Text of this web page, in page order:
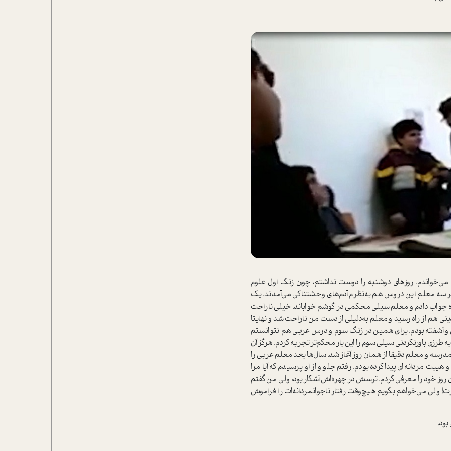
روزهای دوشنبه را دوست نداشتم، چون زنگ اول علوم
سه معلم این دروس هم به‌نظرم آدم‌های وحشتناکی می‌آمدند. یک
جواب دادم و معلم سیلی محکمی در گوشم خواباند. خیلی ناراحت
هم از راه رسید و معلم به‌دلیلی از دست من ناراحت شد و نهایتا
بودم. برای همین در زنگ سوم و درس عربی هم نتوانستم
باورنکردنی سیلی سوم را این بار محکم‌تر تجربه کردم. هرگز آن
و معلم دقیقا از همان روز آغاز شد. سال‌ها بعد معلم عربی را
مردانه‌ای پیدا کرده بودم. رفتم جلو و از او پرسیدم که آیا مرا
روز خود را معرفی کردم. ترسش در چهره‌اش آشکار بود، ولی من گفتم
می‌خواهم بگویم هیچ‌وقت رفتار ناجوانمردانه‌ات را فراموش